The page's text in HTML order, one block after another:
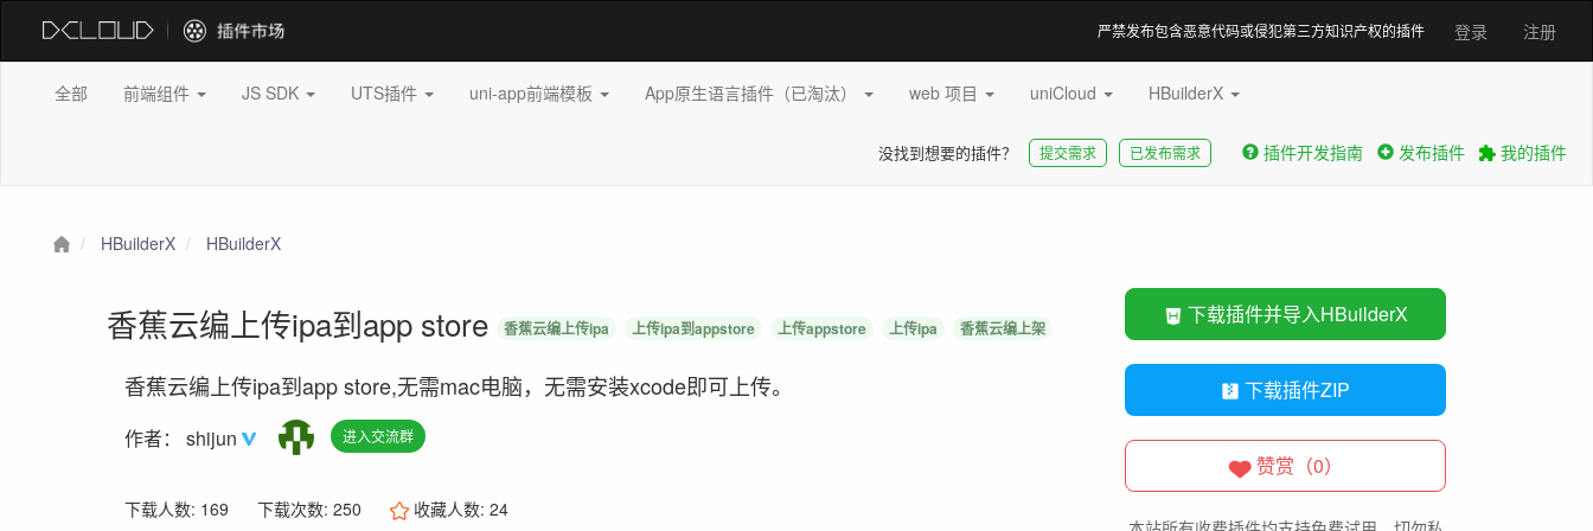
登录 注册
严禁发布包含恶意代码或侵犯第三方知识产权的插件
全部 前端组件 JS SDK UTS插件 uni-app前端模板 App原生语言插件（已淘汰） web 项目 uniCloud HBuilderX
没找到想要的插件？ 提交需求 已发布需求 插件开发指南 发布插件 我的插件
HBuilderX HBuilderX
香蕉云编上传ipa到app store 香蕉云编上传ipa 上传ipa到appstore 上传appstore 上传ipa 香蕉云编上架
香蕉云编上传ipa到app store,无需mac电脑，无需安装xcode即可上传。
作者：shijun 进入交流群
下载人数: 169 下载次数: 250 收藏人数:24
下载插件并导入HBuilderX
下载插件ZIP
赞赏（0）